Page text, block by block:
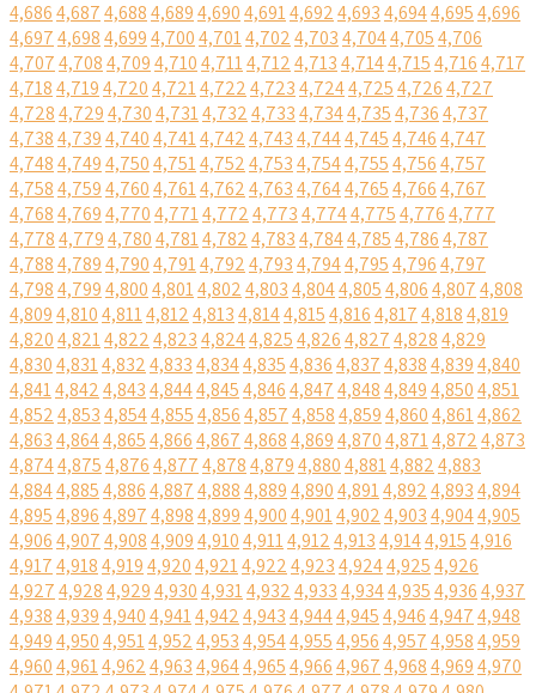
4,6864,6874,6884,6894,6904,6914,6924,6934,6944,6954,696
4,6974,6984,6994,7004,7014,7024,7034,7044,7054,706
4,7074,7084,7094,7104,7114,7124,7134,7144,7154,7164,717
4,7184,7194,7204,7214,7224,7234,7244,7254,7264,727
4,7284,7294,7304,7314,7324,7334,7344,7354,7364,737
4,7384,7394,7404,7414,7424,7434,7444,7454,7464,747
4,7484,7494,7504,7514,7524,7534,7544,7554,7564,757
4,7584,7594,7604,7614,7624,7634,7644,7654,7664,767
4,7684,7694,7704,7714,7724,7734,7744,7754,7764,777
4,7784,7794,7804,7814,7824,7834,7844,7854,7864,787
4,7884,7894,7904,7914,7924,7934,7944,7954,7964,797
4,7984,7994,8004,8014,8024,8034,8044,8054,8064,8074,808
4,8094,8104,8114,8124,8134,8144,8154,8164,8174,8184,819
4,8204,8214,8224,8234,8244,8254,8264,8274,8284,829
4,8304,8314,8324,8334,8344,8354,8364,8374,8384,8394,840
4,8414,8424,8434,8444,8454,8464,8474,8484,8494,8504,851
4,8524,8534,8544,8554,8564,8574,8584,8594,8604,8614,862
4,8634,8644,8654,8664,8674,8684,8694,8704,8714,8724,873
4,8744,8754,8764,8774,8784,8794,8804,8814,8824,883
4,8844,8854,8864,8874,8884,8894,8904,8914,8924,8934,894
4,8954,8964,8974,8984,8994,9004,9014,9024,9034,9044,905
4,9064,9074,9084,9094,9104,9114,9124,9134,9144,9154,916
4,9174,9184,9194,9204,9214,9224,9234,9244,9254,926
4,9274,9284,9294,9304,9314,9324,9334,9344,9354,9364,937
4,9384,9394,9404,9414,9424,9434,9444,9454,9464,9474,948
4,9494,9504,9514,9524,9534,9544,9554,9564,9574,9584,959
4,9604,9614,9624,9634,9644,9654,9664,9674,9684,9694,970